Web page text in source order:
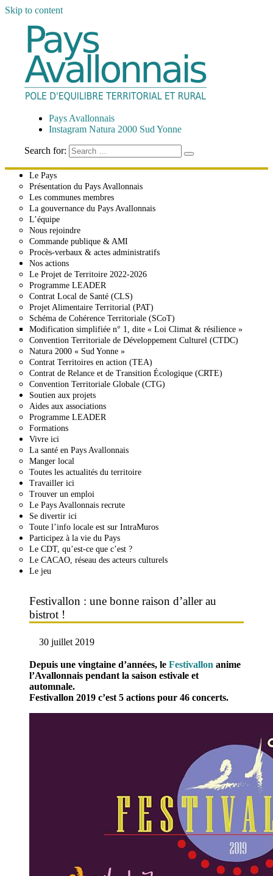
Skip to content
Pays Avallonnais
Pôle d'Équilibre Territorial et Rural
Pays Avallonnais
Instagram Natura 2000 Sud Yonne
Search for:
Le Pays
Présentation du Pays Avallonnais
Les communes membres
La gouvernance du Pays Avallonnais
L’équipe
Nous rejoindre
Commande publique & AMI
Procès-verbaux & actes administratifs
Nos actions
Le Projet de Territoire 2022-2026
Programme LEADER
Contrat Local de Santé (CLS)
Projet Alimentaire Territorial (PAT)
Schéma de Cohérence Territoriale (SCoT)
Modification simplifiée n° 1, dite « Loi Climat & résilience »
Convention Territoriale de Développement Culturel (CTDC)
Natura 2000 « Sud Yonne »
Contrat Territoires en action (TEA)
Contrat de Relance et de Transition Écologique (CRTE)
Convention Territoriale Globale (CTG)
Soutien aux projets
Aides aux associations
Programme LEADER
Formations
Vivre ici
La santé en Pays Avallonnais
Manger local
Toutes les actualités du territoire
Travailler ici
Trouver un emploi
Le Pays Avallonnais recrute
Se divertir ici
Toute l’info locale est sur IntraMuros
Participez à la vie du Pays
Le CDT, qu’est-ce que c’est ?
Le CACAO, réseau des acteurs culturels
Le jeu
Festivallon : une bonne raison d’aller au
bistrot !
30 juillet 2019
Depuis une vingtaine d’années, le Festivallon anime
l’Avallonnais pendant la saison estivale et
automnale.
Festivallon 2019 c’est 5 actions pour 46 concerts.